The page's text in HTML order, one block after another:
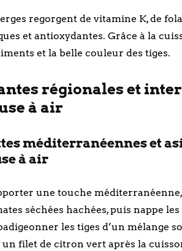
regorgent de vitamine K, de
et antioxydantes. Grâce à la
et la belle couleur des tiges.
régionales et
à air
méditerranéennes et
à air
une touche méditerranéenne,
séchées hachées, puis nappe
les tiges d’un mélange
filet de citron vert après la